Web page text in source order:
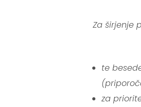
Za širjenje
te
za